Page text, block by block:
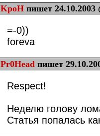
KpoH пишет 24.10.2003
=-0))
foreva
Pr0Head пишет
Respect!
Неделю голову
Статья попалась